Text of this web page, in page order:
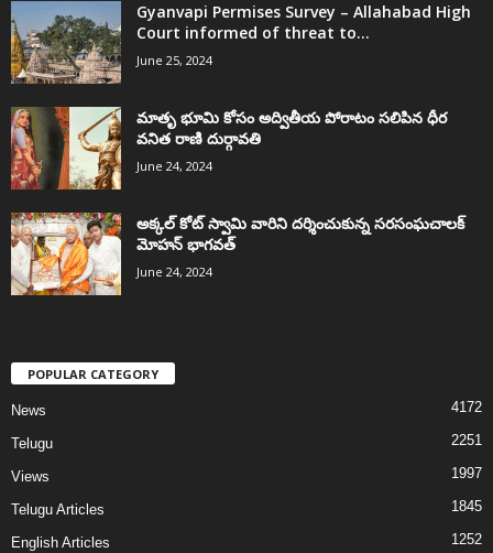
Gyanvapi Permises Survey – Allahabad High
Court informed of threat to...
June 25, 2024
మాతృ భూమి కోసం అద్వితీయ పోరాటం సలిపిన ధీర
వనిత రాణి దుర్గావతి
June 24, 2024
అక్కల్‌ కోట్‌ స్వామి వారిని దర్శించుకున్న సరసంఘచాలక్
మోహన్ భాగవత్
June 24, 2024
POPULAR CATEGORY
News 4172
Telugu 2251
Views 1997
Telugu Articles 1845
English Articles 1252